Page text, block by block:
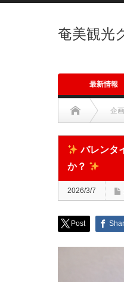
奄美観光
最新情報
企
バレンタ
か？
2026/3/7
Post